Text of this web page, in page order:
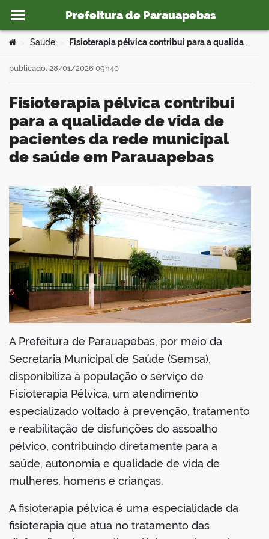
Ir para o conteúdo
Prefeitura de Parauapebas
portal
Você está aqui:
Saúde Fisioterapia pélvica contribui para a qualidade de vida de pacientes da rede municipal de saúde em Parauapebas
Fisioterapia pélvica contribui
para a qualidade de vida de
pacientes da rede municipal
de saúde em Parauapebas
publicado: 28/01/2026 09h40
A Prefeitura de Parauapebas, por meio da
Secretaria Municipal de Saúde (Semsa),
disponibiliza à população o serviço de
Fisioterapia Pélvica, um atendimento
especializado voltado à prevenção, tratamento
e reabilitação de disfunções do assoalho
pélvico, contribuindo diretamente para a
saúde, autonomia e qualidade de vida de
mulheres, homens e crianças.
A fisioterapia pélvica é uma especialidade da
fisioterapia que atua no tratamento das